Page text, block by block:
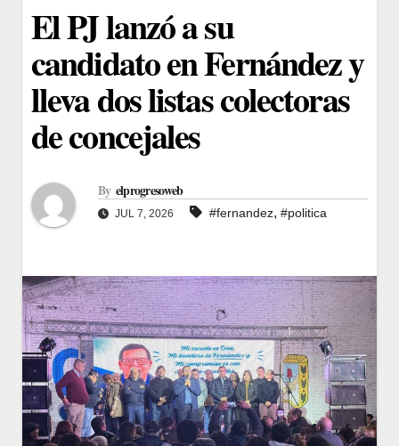
El PJ lanzó a su
candidato en Fernández y
lleva dos listas colectoras
de concejales
By elprogresoweb
JUL 7, 2026 #fernandez, #politica